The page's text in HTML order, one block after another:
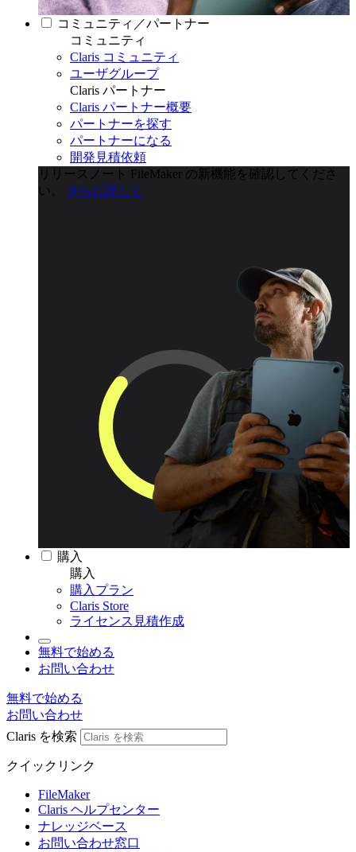
コミュニティ／パートナー
コミュニティ
Claris コミュニティ
ユーザグループ
Claris パートナー
Claris パートナー概要
パートナーを探す
パートナーになる
開発見積依頼
リリースノート
FileMaker の新機能を確認してくださ
い。
さらに詳しく
購入
購入
購入プラン
Claris Store
ライセンス見積作成
無料で始める
お問い合わせ
無料で始める
お問い合わせ
Claris を検索
クイックリンク
FileMaker
Claris ヘルプセンター
ナレッジベース
お問い合わせ窓口